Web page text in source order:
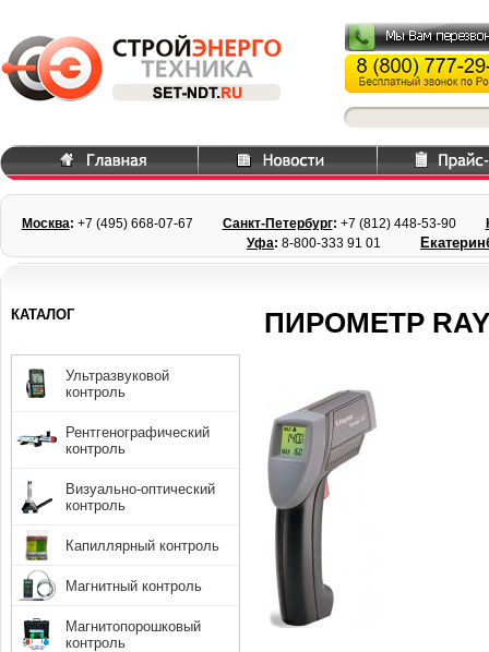
Москва: +7 (495) 668-07-67 Санкт-Петербург: +7 (812) 448-53-90
Уфа: 8-800-333 91 01
ПИРОМЕТР
КАТАЛОГ
Ультразвуковой
контроль
Рентгенографический
контроль
Визуально-оптический
контроль
Капиллярный контроль
Магнитный контроль
Магнитопорошковый
контроль